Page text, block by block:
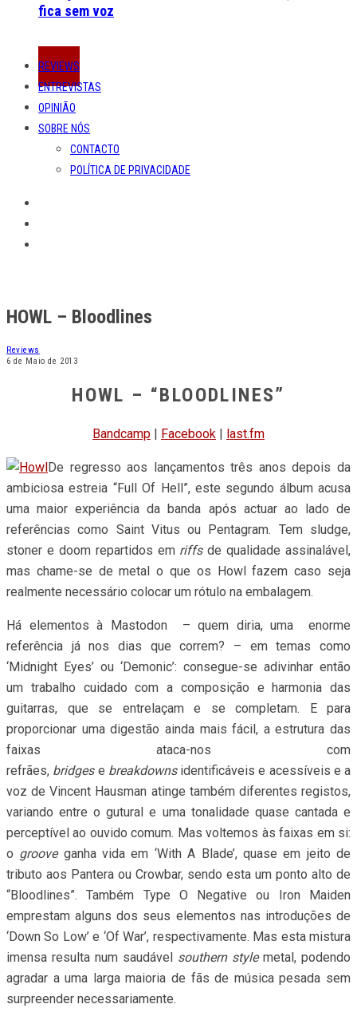
fica sem voz
REVIEWS
ENTREVISTAS
OPINIÃO
SOBRE NÓS
CONTACTO
POLÍTICA DE PRIVACIDADE
HOWL – Bloodlines
Reviews
6 de Maio de 2013
HOWL – “BLOODLINES”
Bandcamp Facebook last.fm
De regresso aos lançamentos três anos depois da
ambiciosa estreia “Full Of Hell”, este segundo álbum acusa
uma maior experiência da banda após actuar ao lado de
referências como Saint Vitus ou Pentagram. Tem sludge,
stoner e doom repartidos em riffsde qualidade assinalável,
mas chame-se de metal o que os Howl fazem caso seja
realmente necessário colocar um rótulo na embalagem.
Há elementos à Mastodon – quem diria, uma enorme
referência já nos dias que correm? – em temas como
‘Midnight Eyes’ ou ‘Demonic’: consegue-se adivinhar então
um trabalho cuidado com a composição e harmonia das
guitarras, que se entrelaçam e se completam. E para
proporcionar uma digestão ainda mais fácil, a estrutura das
faixas ataca-nos com
refrães, bridges e breakdownsidentificáveis e acessíveis e a
voz de Vincent Hausman atinge também diferentes registos,
variando entre o gutural e uma tonalidade quase cantada e
perceptível ao ouvido comum. Mas voltemos às faixas em si:
o grooveganha vida em ‘With A Blade’, quase em jeito de
tributo aos Pantera ou Crowbar, sendo esta um ponto alto de
“Bloodlines”. Também Type O Negative ou Iron Maiden
emprestam alguns dos seus elementos nas introduções de
‘Down So Low’ e ‘Of War’, respectivamente. Mas esta mistura
imensa resulta num saudável southern stylemetal, podendo
agradar a uma larga maioria de fãs de música pesada sem
surpreender necessariamente.